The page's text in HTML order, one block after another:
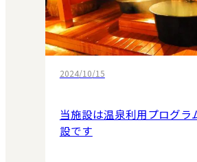
2024/10/15
当施設は温泉利用プログラ
設です